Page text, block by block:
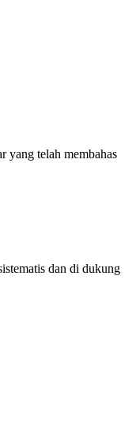
yang telah membahas
dan di dukung